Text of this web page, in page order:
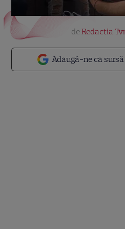
Adaugă-ne ca
deRedactia